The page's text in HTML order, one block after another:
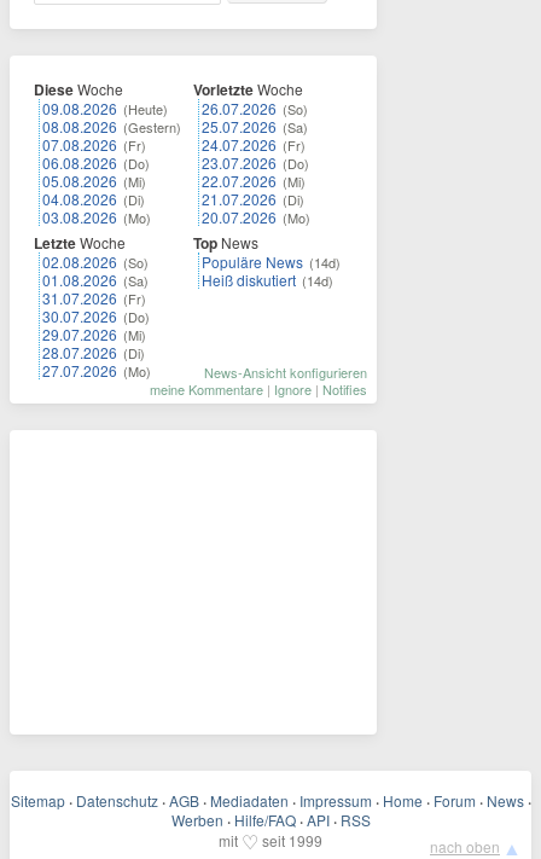
DieseWoche
09.08.2026 (Heute)
08.08.2026 (Gestern)
07.08.2026 (Fr)
06.08.2026 (Do)
05.08.2026 (Mi)
04.08.2026 (Di)
03.08.2026 (Mo)
LetzteWoche
02.08.2026 (So)
01.08.2026 (Sa)
31.07.2026 (Fr)
30.07.2026 (Do)
29.07.2026 (Mi)
28.07.2026 (Di)
27.07.2026 (Mo)
VorletzteWoche
26.07.2026 (So)
25.07.2026 (Sa)
24.07.2026 (Fr)
23.07.2026 (Do)
22.07.2026 (Mi)
21.07.2026 (Di)
20.07.2026 (Mo)
Top News
Populäre News (14d)
Heiß diskutiert (14d)
News-Ansicht konfigurieren
meine Kommentare | Ignore | Notifies
Sitemap · Datenschutz · AGB · Mediadaten · Impressum · Home · Forum · News ·
Werben · Hilfe/FAQ · API · RSS
mit ♡ seit 1999 nach oben ▲